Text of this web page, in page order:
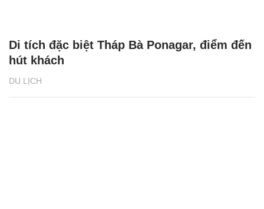
DU LỊCH
Di tích đặc biệt Tháp Bà Ponagar, điểm đến
hút khách